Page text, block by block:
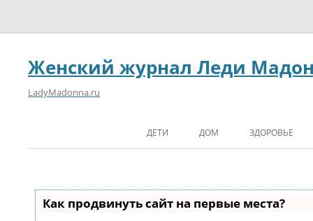
Женский журнал Леди
LadyMadonna.ru
ДЕТИ ДОМ ЗДОРОВЬЕ
Как продвинуть сайт на первые места?